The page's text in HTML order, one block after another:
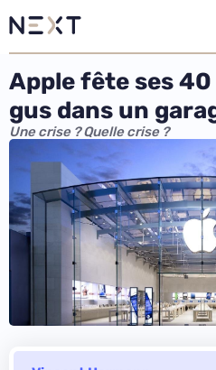
Apple fête ses 40
gus dans un
Une crise ? Quelle crise ?